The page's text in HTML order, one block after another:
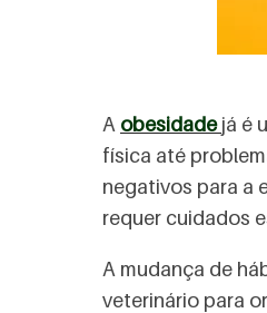
A obesidadejá é
física até
negativos para a
requer cuidados
A mudança de
veterinário para